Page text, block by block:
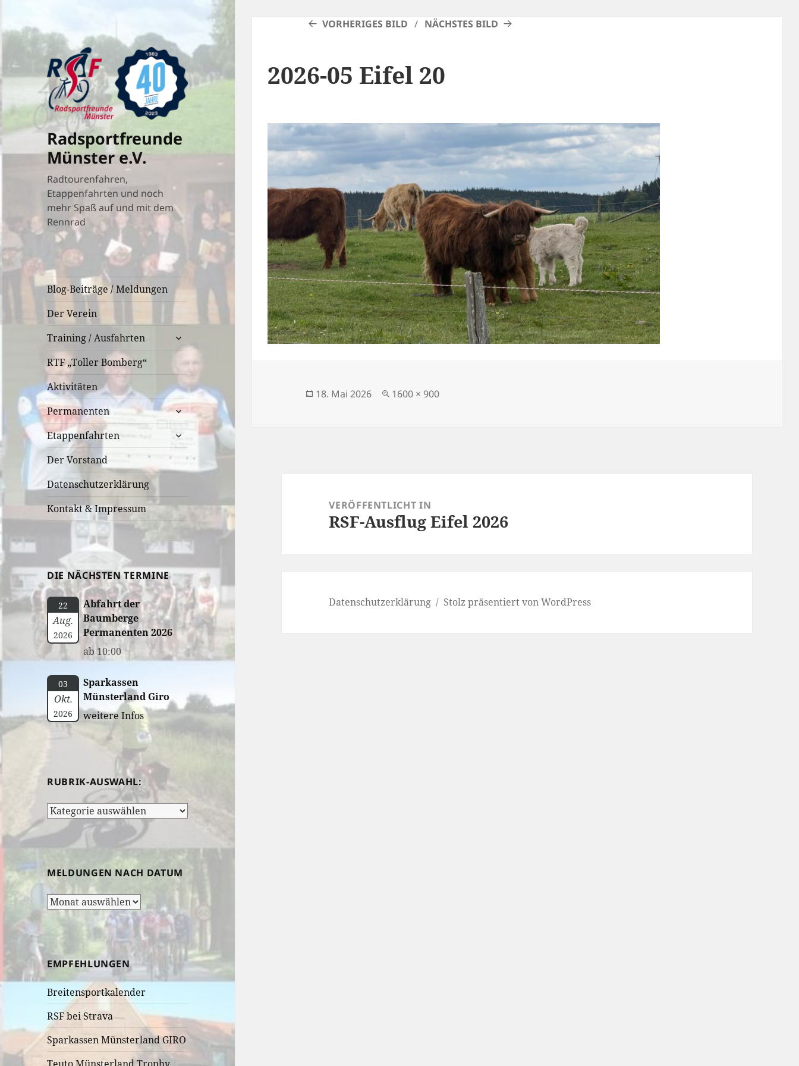
Radsportfreunde
Münster e.V.
Radtourenfahren,
Etappenfahrten und noch
mehr Spaß auf und mit dem
Rennrad
Blog-Beiträge / Meldungen
Der Verein
Training / Ausfahrten
untermenü
öffnen
RTF „Toller Bomberg“
Aktivitäten
Permanenten
untermenü
öffnen
Etappenfahrten
untermenü
öffnen
Der Vorstand
Datenschutzerklärung
Kontakt & Impressum
DIE NÄCHSTEN TERMINE
22
Aug.
2026
Abfahrt der
Baumberge
Permanenten 2026
ab 10:00
03
Okt.
2026
Sparkassen
Münsterland Giro
weitere Infos
RUBRIK-AUSWAHL:
Rubrik-
Auswahl:
MELDUNGEN NACH DATUM
Meldungen
nach
Datum
EMPFEHLUNGEN
Breitensportkalender
RSF bei Strava
Sparkassen Münsterland GIRO
VORHERIGES BILD NÄCHSTES BILD
2026-05 Eifel 20
Veröffentlicht
18. Mai 2026 Originalgröße
1600 × 900
VERÖFFENTLICHT IN
RSF-Ausflug Eifel 2026
Datenschutzerklärung Stolz präsentiert von WordPress